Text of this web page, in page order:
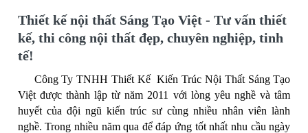
Thiết kế nội thất Sáng Tạo Việt - Tư vấn thiết
kế, thi công nội thất đẹp, chuyên nghiệp, tinh
tế!
Công Ty TNHH Thiết Kế Kiến Trúc Nội Thất Sáng Tạo
Việt được thành lập từ năm 2011 với lòng yêu nghề và tâm
huyết của đội ngũ kiến trúc sư cùng nhiều nhân viên lành
nghề. Trong nhiều năm qua để đáp ứng tốt nhất nhu cầu ngày